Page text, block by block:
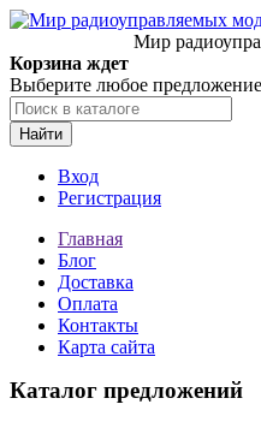
Мир
Корзина ждет
Выберите любое предложение
Найти
Вход
Регистрация
Главная
Блог
Доставка
Оплата
Контакты
Карта сайта
Каталог предложений